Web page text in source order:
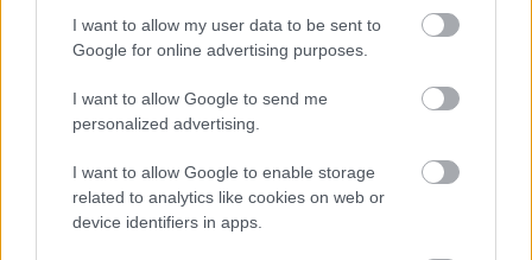
I want to allow my user data to be sent to
Google for online advertising purposes.
I want to allow Google to send me
personalized advertising.
I want to allow Google to enable storage
related to analytics like cookies on web or
device identifiers in apps.
megadását követően elvégzendő előkészítési
tevékenységek keretében vizsgálni kell különösen:
- a környezeti hatásokat, a 2025. utáni évekre
vonatkozó fogyasztói igények várható alakulását,
által tervezett energiatakarékossági-,
energiahatékonyság-növelési programok,
valamint a megújuló energiaforrások intenzívebb